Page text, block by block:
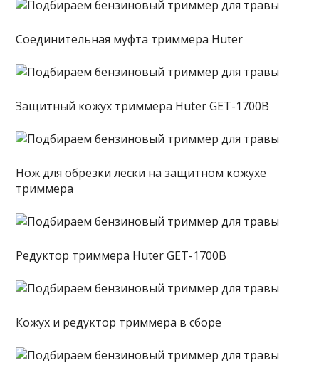
Соединительная муфта триммера Huter
Защитный кожух триммера Huter GET-1700B
Нож для обрезки лески на защитном кожухе
триммера
Редуктор триммера Huter GET-1700B
Кожух и редуктор триммера в сборе